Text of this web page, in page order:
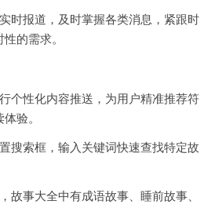
时报道，及时掌握各类消息，紧跟时
的需求。
个性化内容推送，为用户精准推荐符
验。
搜索框，输入关键词快速查找特定故
故事大全中有成语故事、睡前故事、